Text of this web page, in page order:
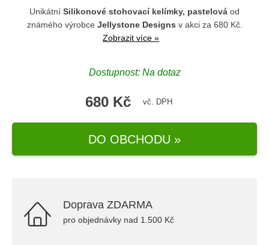
Unikátní Silikonové stohovací kelímky, pastelová od
známého výrobce Jellystone Designs v akci za 680 Kč.
Zobrazit více »
Dostupnost: Na dotaz
680 Kč vč. DPH
DO OBCHODU »
Doprava ZDARMA
pro objednávky nad 1.500 Kč